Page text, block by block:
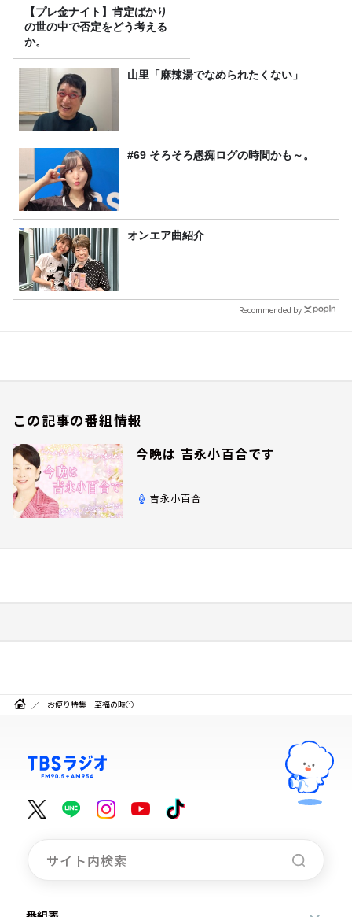
【プレ金ナイト】肯定ばかり
の世の中で否定をどう考える
か。
山里「麻辣湯でなめられたくない」
#69 そろそろ愚痴ログの時間かも～。
オンエア曲紹介
Recommended by
この記事の番組情報
今晩は 吉永小百合です
吉永小百合
お便り特集 至福の時①